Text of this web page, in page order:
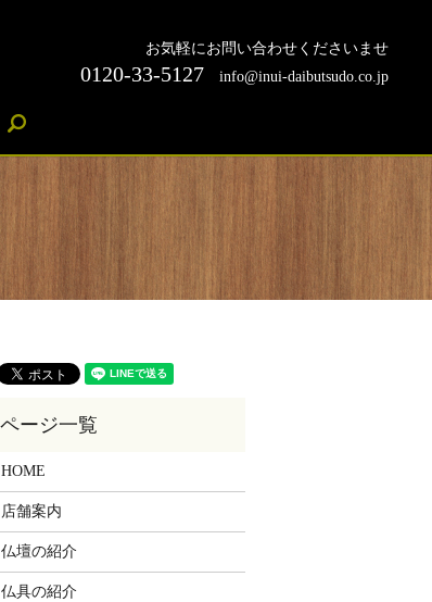
お気軽にお問い合わせくださいませ
0120-33-5127 info@inui-daibutsudo.co.jp
HOME
店舗案内
仏壇の紹介
仏具の紹介